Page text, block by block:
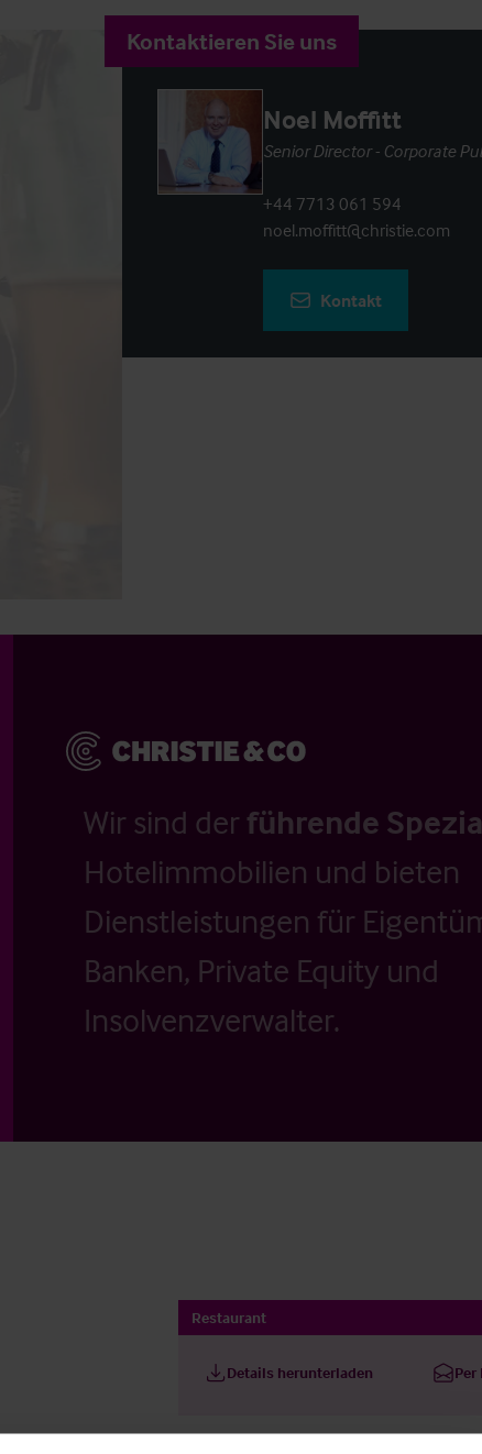
Kontaktieren Sie uns
Noel Moffitt
Senior Director - Corporate
+44 7713 061 594
noel.moffitt@christie.com
Kontakt
Wir sind der führende
Hotelimmobilien und bieten
Dienstleistungen für
Banken, Private Equity und
Insolvenzverwalter.
Restaurant
Details herunterladen Per